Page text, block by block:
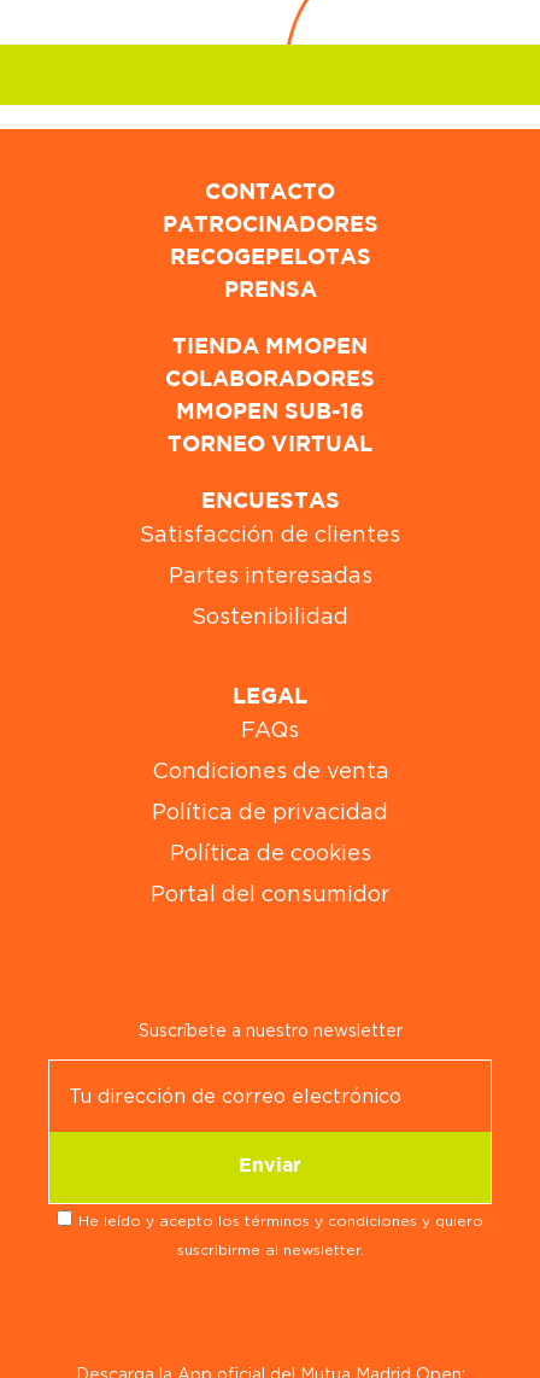
CONTACTO
PATROCINADORES
RECOGEPELOTAS
PRENSA
TIENDA MMOPEN
COLABORADORES
MMOPEN SUB-16
TORNEO VIRTUAL
ENCUESTAS
Satisfacción de clientes
Partes interesadas
Sostenibilidad
LEGAL
FAQs
Condiciones de venta
Política de privacidad
Política de cookies
Portal del consumidor
Suscríbete a nuestro newsletter
He leído y acepto los términos y condiciones y quiero
suscribirme al newsletter.